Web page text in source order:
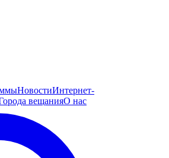
НовостиИнтернет-
вещанияО нас